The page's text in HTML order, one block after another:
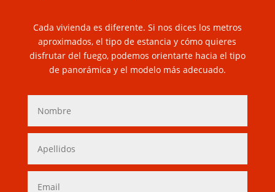
Cada vivienda es diferente. Si nos dices los metros
aproximados, el tipo de estancia y cómo quieres
disfrutar del fuego, podemos orientarte hacia el tipo
de panorámica y el modelo más adecuado.